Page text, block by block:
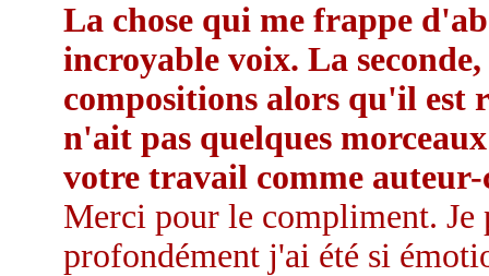
La chose qui me frappe
incroyable voix. La
compositions alors qu'il est
n'ait pas quelques
votre travail comme
Merci pour le compliment. Je
profondément j'ai été si